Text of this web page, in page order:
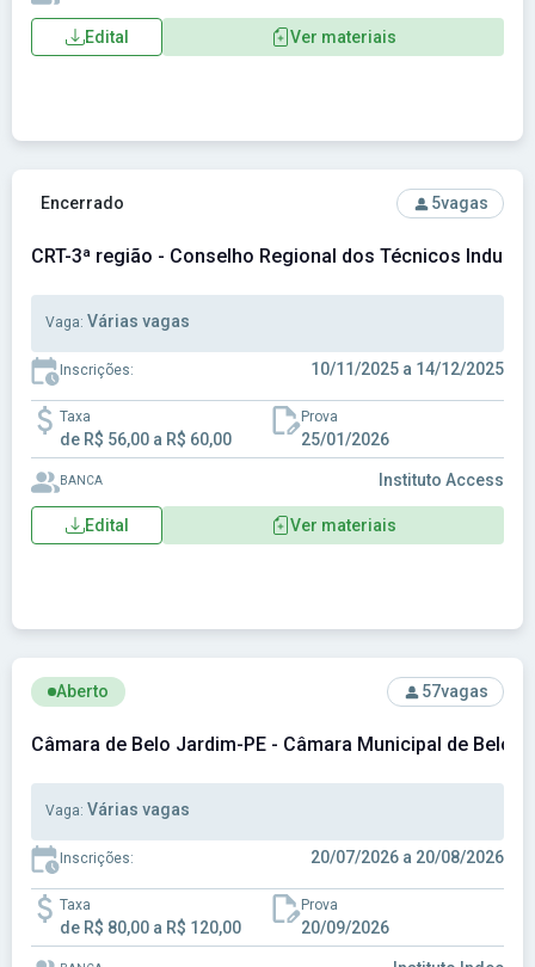
Edital Ver materiais
Ver concurso: CRT-3ª região - Conselho Regional dos
Encerrado 5vagas
CRT-3ª região - Conselho Regional dos Técnicos
Vaga: Várias vagas
Inscrições: 10/11/2025 a 14/12/2025
Taxa
de R$ 56,00 a R$ 60,00
Prova
25/01/2026
BANCA Instituto Access
Edital Ver materiais
Ver concurso: Câmara de Belo Jardim-PE - Câmara
Aberto 57vagas
Câmara de Belo Jardim-PE - Câmara Municipal de Belo
Vaga: Várias vagas
Inscrições: 20/07/2026 a 20/08/2026
Taxa
de R$ 80,00 a R$ 120,00
Prova
20/09/2026